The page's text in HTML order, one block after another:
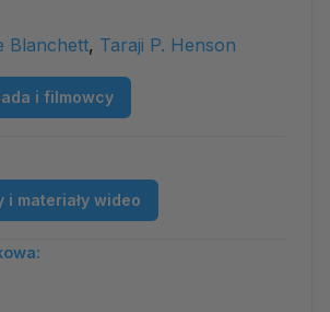
Blanchett, Taraji P. Henson
i filmowcy
i materiały wideo